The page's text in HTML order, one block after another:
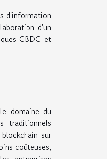
d'information
d'un
CBDC et
domaine du
traditionnels
sur
coûteuses,